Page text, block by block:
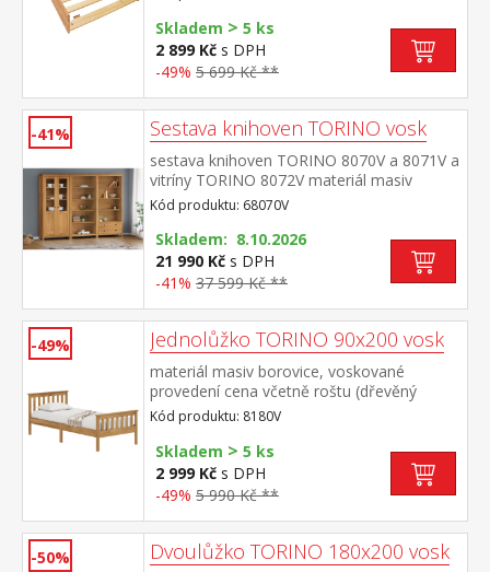
mosaz výsuvná na kolečkách, cena bez
matrace maximální doporučená výška
matrace 14 cm doporučený rozměr
matrace 90 × 200 cm vhodná jako výsuvná
Skladem > 5 ks
2 899 Kč s DPH
-49% 5 699 Kč **
-41% Sestava knihoven TORINO vosk
sestava knihoven TORINO 8070V a 8071V a
vitríny TORINO 8072V materiál masiv
borovice voskovaná v medovém
odstínu kovové úchytky v barevném
provedení černěná mosaz knihovna 8070V:
čtyři police knihovna 8071V: tři police, dvě
zásuvky s kovovými pojezdy vitrína 8072V:
police rozměr knihovny 8070V (š/h/v) 85 ×
37 × 190 cm rozměr knihovny 8071V (š/h/v)
85 × 37 × 190 cm rozměr vitríny 8072V
(š/h/v) 85 × 37 × 190 cm
Kód produktu: 68070V
Skladem: 8.10.2026
21 990 Kč s DPH
-41% 37 599 Kč **
-49% Jednolůžko TORINO 90x200 vosk
materiál masiv borovice, voskované
provedení cena včetně roštu (dřevěný
laťkový) bez matrace doporučený rozměr
matrace 90 × 200 cm
Kód produktu: 8180V
Skladem > 5 ks
2 999 Kč s DPH
-49% 5 990 Kč **
-50% Dvoulůžko TORINO 180x200 vosk